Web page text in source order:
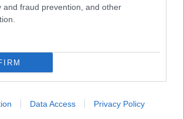
and fraud prevention, and other
Data Access Privacy Policy
de los refranes españoles y
en tus viajes
2026
VIAJAR